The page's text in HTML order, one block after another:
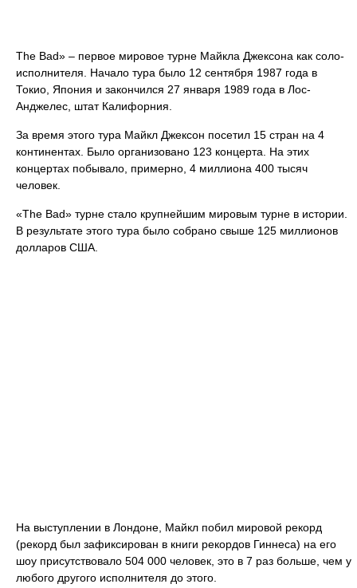
The Bad» – первое мировое турне Майкла Джексона как соло-
исполнителя. Начало тура было 12 сентября 1987 года в
Токио, Япония и закончился 27 января 1989 года в Лос-
Анджелес, штат Калифорния.
За время этого тура Майкл Джексон посетил 15 стран на 4
континентах. Было организовано 123 концерта. На этих
концертах побывало, примерно, 4 миллиона 400 тысяч
человек.
«The Bad» турне стало крупнейшим мировым турне в истории.
В результате этого тура было собрано свыше 125 миллионов
долларов США.
На выступлении в Лондоне, Майкл побил мировой рекорд
(рекорд был зафиксирован в книги рекордов Гиннеса) на его
шоу присутствовало 504 000 человек, это в 7 раз больше, чем у
любого другого исполнителя до этого.